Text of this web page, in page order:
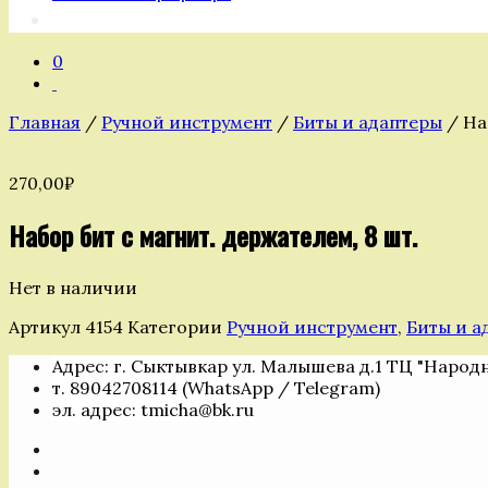
0
Главная / Ручной инструмент / Биты и адаптеры /
270,00₽
Набор бит с магнит. держателем, 8 шт.
Нет в наличии
Артикул 4154 Категории Ручной инструмент, Биты и
Адрес: г. Сыктывкар ул. Малышева д.1 ТЦ
т. 89042708114 (WhatsApp / Telegram)
эл. адрес: tmicha@bk.ru